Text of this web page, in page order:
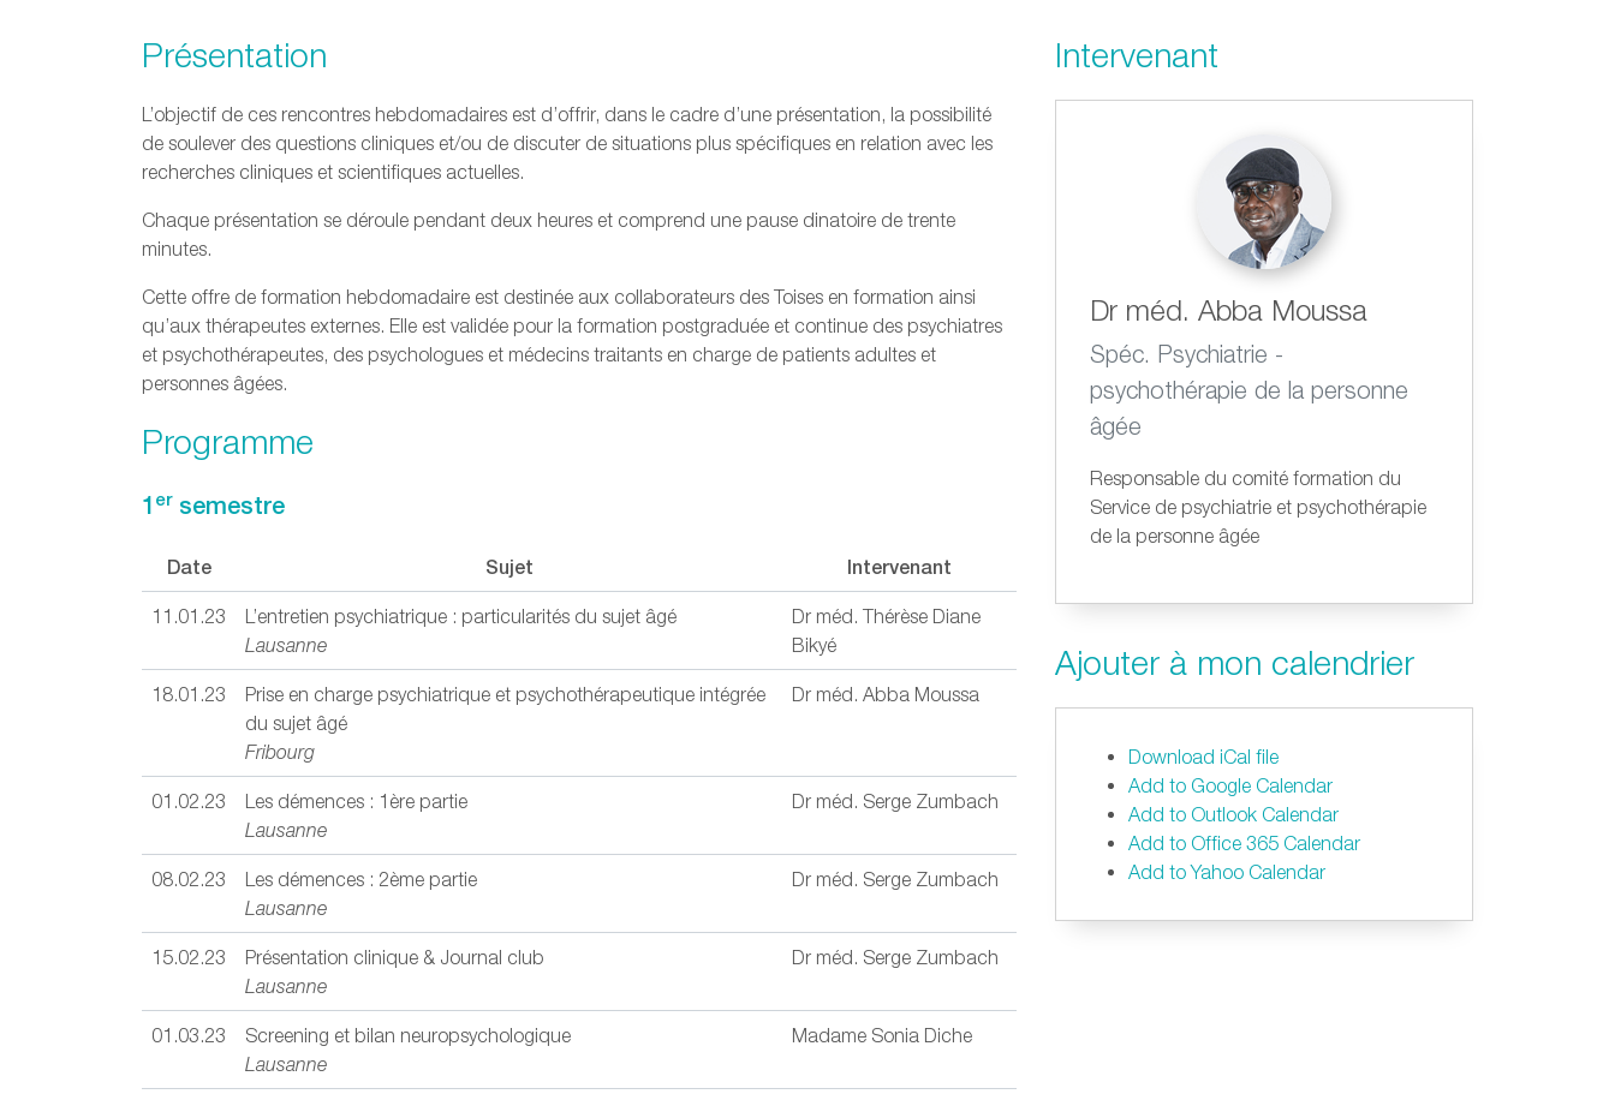
Présentation
L’objectif de ces rencontres hebdomadaires est d’offrir, dans le cadre d’une présentation, la possibilité
de soulever des questions cliniques et/ou de discuter de situations plus spécifiques en relation avec les
recherches cliniques et scientifiques actuelles.
Chaque présentation se déroule pendant deux heures et comprend une pause dinatoire de trente
minutes.
Cette offre de formation hebdomadaire est destinée aux collaborateurs des Toises en formation ainsi
qu’aux thérapeutes externes. Elle est validée pour la formation postgraduée et continue des psychiatres
et psychothérapeutes, des psychologues et médecins traitants en charge de patients adultes et
personnes âgées.
Programme
1 ersemestre
Date Sujet Intervenant
11.01.23
L’entretien psychiatrique : particularités du sujet âgé
Lausanne
Dr méd. Thérèse Diane
Bikyé
18.01.23
Prise en charge psychiatrique et psychothérapeutique intégrée
du sujet âgé
Fribourg
Dr méd. Abba Moussa
01.02.23
Les démences : 1ère partie
Lausanne
Dr méd. Serge Zumbach
08.02.23
Les démences : 2ème partie
Lausanne
Dr méd. Serge Zumbach
15.02.23
Présentation clinique & Journal club
Lausanne
Dr méd. Serge Zumbach
01.03.23
Screening et bilan neuropsychologique
Lausanne
Madame Sonia Diche
Intervenant
Dr méd. Abba Moussa
Spéc. Psychiatrie -
psychothérapie de la personne
âgée
Responsable du comité formation du
Service de psychiatrie et psychothérapie
de la personne âgée
Ajouter à mon calendrier
Download iCal file
Add to Google Calendar
Add to Outlook Calendar
Add to Office 365 Calendar
Add to Yahoo Calendar